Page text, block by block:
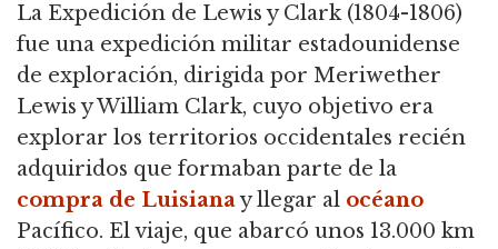
La Expedición de Lewis y Clark (1804-1806)
fue una expedición militar estadounidense
de exploración, dirigida por Meriwether
Lewis y William Clark, cuyo objetivo era
explorar los territorios occidentales recién
adquiridos que formaban parte de la
compra de Luisianay llegar al océano
Pacífico. El viaje, que abarcó unos 13.000 km